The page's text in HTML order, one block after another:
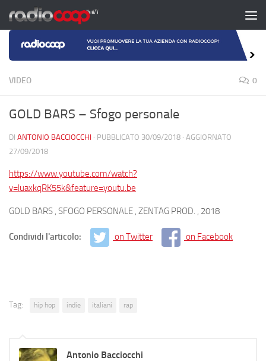
Salta al contenuto
VIDEO 0
GOLD BARS – Sfogo personale
DI ANTONIO BACCIOCCHI · PUBBLICATO 30/09/2018 · AGGIORNATO
27/09/2018
https://www.youtube.com/watch?
v=luaxkqRK55k&feature=youtu.be
GOLD BARS , SFOGO PERSONALE , ZENTAG PROD. , 2018
Condividi l'articolo: on Twitter on Facebook
Tag: hip hop indie italiani rap
Antonio Bacciocchi